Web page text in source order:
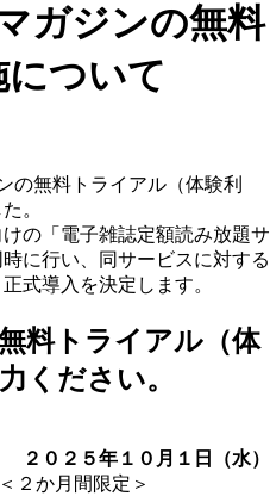
ガジンの無料
について
無料トライアル（体験利
。
の「電子雑誌定額読み放題サ
に行い、同サービスに対する
式導入を決定します。
料トライアル（体
ください。
２０２５年１０月１日（水）
＜２か月間限定＞